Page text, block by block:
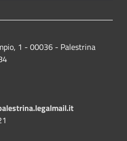
1 - 00036 - Palestrina